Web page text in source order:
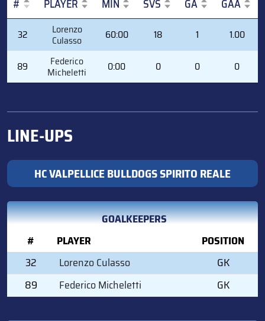
# PLAYER MIN SVS GA GAA
PLAYER
32 Lorenzo
Culasso 60:00 18 1 1.00
89 Federico
Micheletti 0:00 0 0 0
LINE-UPS
HC VALPELLICE BULLDOGS SPIRITO REALE
GOALKEEPERS
#
PLAYER
POSITION
32
Lorenzo Culasso
GK
89
Federico Micheletti GK